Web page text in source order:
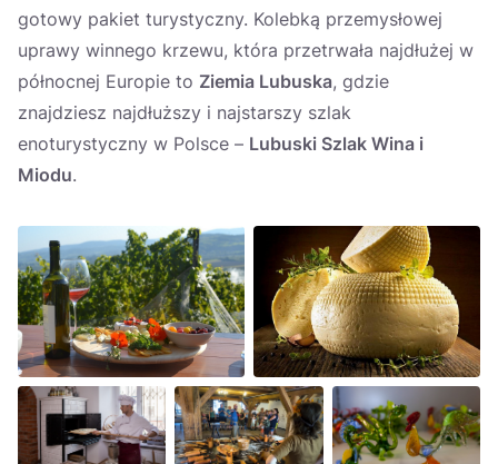
gotowy pakiet turystyczny. Kolebką przemysłowej
uprawy winnego krzewu, która przetrwała najdłużej w
północnej Europie to Ziemia Lubuska, gdzie
znajdziesz najdłuższy i najstarszy szlak
enoturystyczny w Polsce – Lubuski Szlak Wina i
Miodu.